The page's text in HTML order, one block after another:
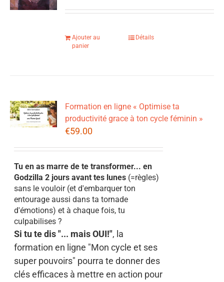
Ajouter au
panier
Détails
Formation en ligne « Optimise ta
productivité grace à ton cycle féminin »
€59.00
Tu en as marre de te transformer... en
Godzilla 2 jours avant tes lunes (=règles)
sans le vouloir (et d'embarquer ton
entourage aussi dans ta tornade
d'émotions) et à chaque fois, tu
culpabilises ?
Si tu te dis "... mais OUI!", la
formation en ligne "Mon cycle et ses
super pouvoirs" pourra te donner des
clés efficaces à mettre en action pour